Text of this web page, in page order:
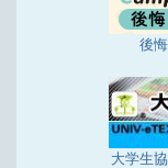
後
大学生